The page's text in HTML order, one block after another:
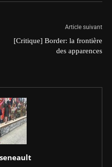
Article suivant
[Critique] Border: la frontière
des apparences